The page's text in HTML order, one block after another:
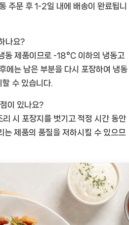
주문 후 1-2일 내에 배송이 완료됩니
나요?
동 제품이므로 -18°C 이하의 냉동고
에는 남은 부분을 다시 포장하여 냉동
수 있습니다.
이 있나요?
시 포장지를 벗기고 적정 시간 동안
는 제품의 품질을 저하시킬 수 있으므